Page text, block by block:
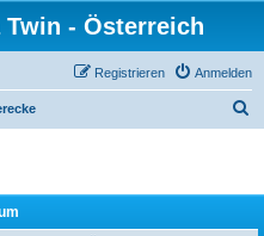
- Österreich
Anmelden
Registrieren
h